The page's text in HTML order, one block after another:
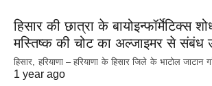
हिसार की छात्रा के बायोइन्फॉर्मेटिक्स
मस्तिष्क की चोट का अल्जाइमर से संबंध
हिसार, हरियाणा – हरियाणा के हिसार जिले के भाटोल जाटान
1 year ago